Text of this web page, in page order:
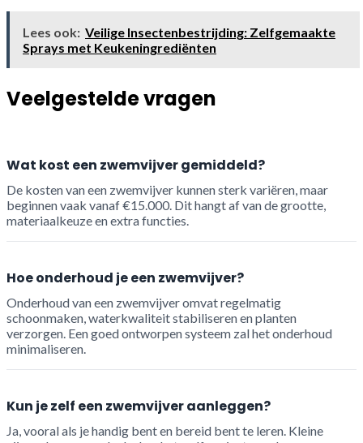
Lees ook: Veilige Insectenbestrijding: Zelfgemaakte
Sprays met Keukeningrediënten
Veelgestelde vragen
Wat kost een zwemvijver gemiddeld?
De kosten van een zwemvijver kunnen sterk variëren, maar
beginnen vaak vanaf €15.000. Dit hangt af van de grootte,
materiaalkeuze en extra functies.
Hoe onderhoud je een zwemvijver?
Onderhoud van een zwemvijver omvat regelmatig
schoonmaken, waterkwaliteit stabiliseren en planten
verzorgen. Een goed ontworpen systeem zal het onderhoud
minimaliseren.
Kun je zelf een zwemvijver aanleggen?
Ja, vooral als je handig bent en bereid bent te leren. Kleine